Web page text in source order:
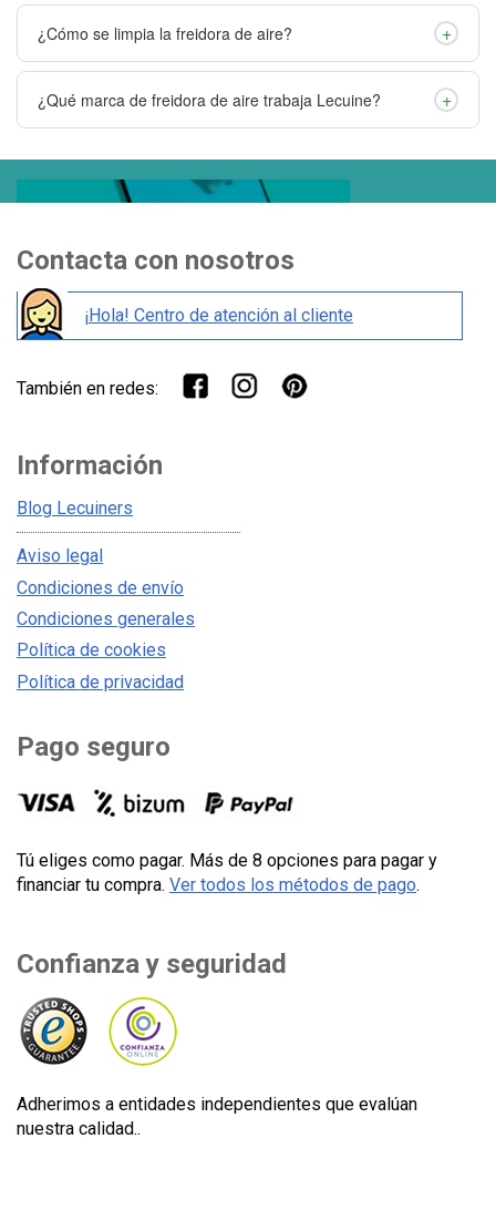
¿Cómo se limpia la freidora de aire? +
¿Qué marca de freidora de aire trabaja Lecuine? +
Contacta con nosotros
¡Hola! Centro de atención al cliente
También en redes:
Información
Blog Lecuiners
Aviso legal
Condiciones de envío
Condiciones generales
Política de cookies
Política de privacidad
Pago seguro
Tú eliges como pagar. Más de 8 opciones para pagar y
financiar tu compra. Ver todos los métodos de pago.
Confianza y seguridad
Adherimos a entidades independientes que evalúan
nuestra calidad..